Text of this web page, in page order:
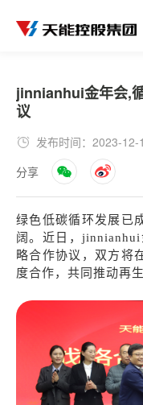
jinnianhui金年会,
议
发布时间：2023-12-
分享
绿色低碳循环发展已
阔。近日，
略合作协议，双方将
度合作，共同推动再